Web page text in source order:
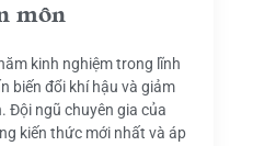
môn
kinh nghiệm trong lĩnh
biến đổi khí hậu và giảm
Đội ngũ chuyên gia của
kiến thức mới nhất và áp